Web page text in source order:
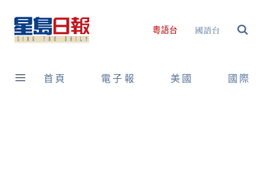
content
粵語台 國語台
首頁 電子報 美國 國際